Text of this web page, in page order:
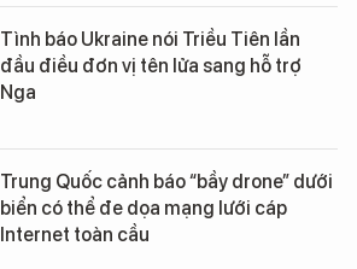
Tình báo Ukraine nói Triều Tiên lần
đầu điều đơn vị tên lửa sang hỗ trợ
Nga
Trung Quốc cảnh báo “bầy drone” dưới
biển có thể đe dọa mạng lưới cáp
Internet toàn cầu